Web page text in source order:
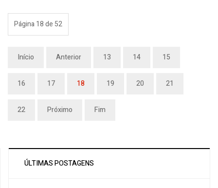
Página 18 de 52
Início Anterior 13 14 15
16 17 18 19 20 21
22 Próximo Fim
ÚLTIMAS POSTAGENS